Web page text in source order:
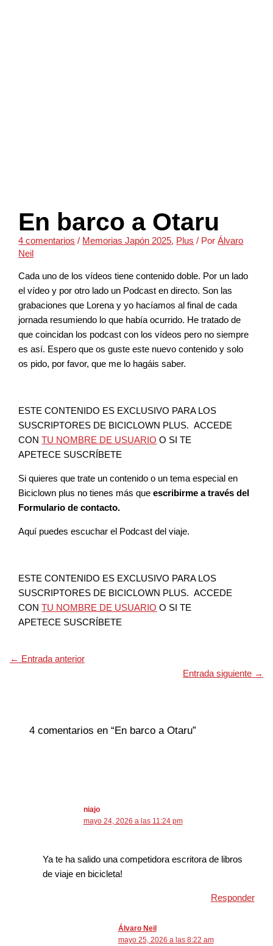
En barco a Otaru
4 comentarios / Memorias Japón 2025, Plus / PorÁlvaro
Neil
Cada uno de los vídeos tiene contenido doble. Por un lado
el vídeo y por otro lado un Podcast en directo. Son las
grabaciones que Lorena y yo hacíamos al final de cada
jornada resumiendo lo que había ocurrido. He tratado de
que coincidan los podcast con los vídeos pero no siempre
es así. Espero que os guste este nuevo contenido y solo
os pido, por favor, que me lo hagáis saber.
ESTE CONTENIDO ES EXCLUSIVO PARA LOS
SUSCRIPTORES DE BICICLOWN PLUS. ACCEDE
CONTU NOMBRE DE USUARIO O SI TE
APETECE SUSCRÍBETE
Si quieres que trate un contenido o un tema especial en
Biciclown plus no tienes más queescribirme a través del
Formulario de contacto.
Aquí puedes escuchar el Podcast del viaje.
ESTE CONTENIDO ES EXCLUSIVO PARA LOS
SUSCRIPTORES DE BICICLOWN PLUS. ACCEDE
CONTU NOMBRE DE USUARIO O SI TE
APETECE SUSCRÍBETE
← Entrada anterior
Entrada siguiente →
4 comentarios en “En barco a Otaru”
niajo
mayo 24, 2026 a las 11:24 pm
Ya te ha salido una competidora escritora de libros
de viaje en bicicleta!
Responder
Álvaro Neil
mayo 25, 2026 a las 8:22 am